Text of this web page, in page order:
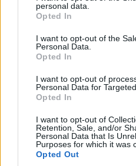
grant or deny consent to
use your data for below
consent section.
personal data.
Opted In
I want to opt-out of the
Personal Data.
Opted In
I want to opt-out of
Personal Data for
Opted In
I want to opt-out of
Retention, Sale, and/or
Personal Data that Is
Purposes for which it was
Opted Out